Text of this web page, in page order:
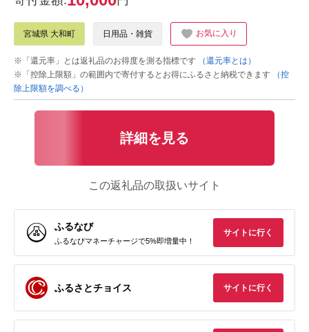
宮城県 大和町 日用品・雑貨 お気に入り
※「還元率」とは返礼品のお得度を測る指標です
（還元率とは）
※「控除上限額」の範囲内で寄付するとお得にふるさと納税できます
（控
除上限額を調べる）
詳細を見る
この返礼品の取扱いサイト
ふるなび
ふるなびマネーチャージで5%即増量中！
サイトに行く
ふるさとチョイス サイトに行く